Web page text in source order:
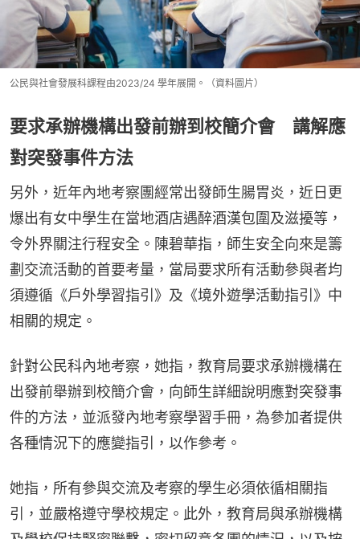
公民與社會發展科課程由2023/24 學年展開。（資料圖片）
要求承辦機構出發前辦到校簡介會 講解應
對突發事件方法
另外，近年內地考察團經常出發師生腸胃炎，近日更
爆出有女中學生在當地酒店遇醉酒漢包圍及滋擾等，
令外界關注行程安全。陳碧華指，師生安全向來是籌
劃交流活動的首要考量，當局要求所有活動參與者均
須遵循《戶外學習指引》及《境外遊學活動指引》中
相關的規定。
針對公民科內地考察，她指，教育局要求承辦機構在
出發前舉辦到校簡介會，向師生詳細說明應對突發事
件的方法，並派發內地考察學習手冊，為參加者提供
各種情況下的應變指引，以作參考。
她指，所有參與交流及考察的學生必須依循相關指
引，並嚴格遵守學校規定。此外，教育局與承辦機構